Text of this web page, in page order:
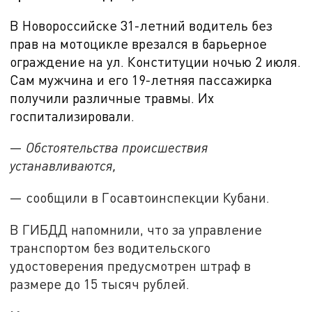
В Новороссийске 31-летний водитель без
прав на мотоцикле врезался в барьерное
ограждение на ул. Конституции ночью 2 июля.
Сам мужчина и его 19-летняя пассажирка
получили различные травмы. Их
госпитализировали.
— Обстоятельства происшествия
устанавливаются,
— сообщили в Госавтоинспекции Кубани.
В ГИБДД напомнили, что за управление
транспортом без водительского
удостоверения предусмотрен штраф в
размере до 15 тысяч рублей.